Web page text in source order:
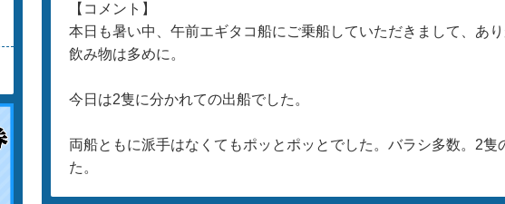
【コメント】
本日も暑い中、午前エギタコ船にご乗船していただきまして、あり
飲み物は多めに。
今日は2隻に分かれての出船でした。
両船ともに派手はなくてもポッとポッとでした。バラシ多数。2隻
た。